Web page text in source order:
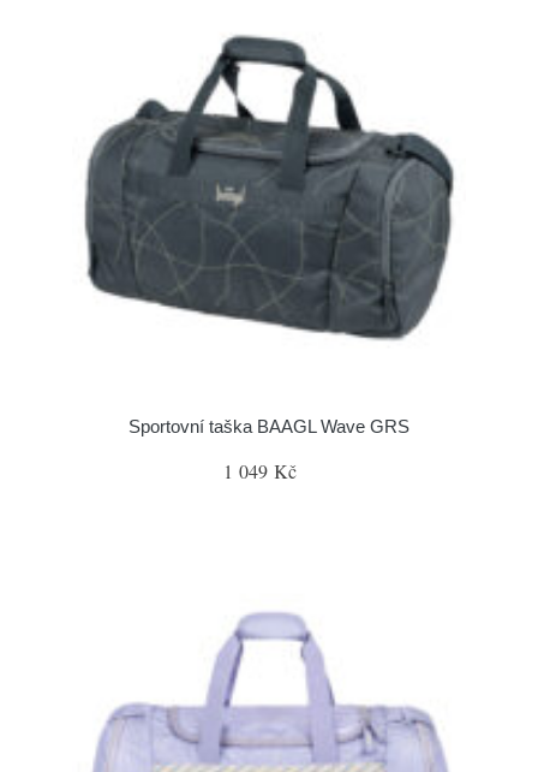
Sportovní taška BAAGL Wave GRS
1 049 Kč